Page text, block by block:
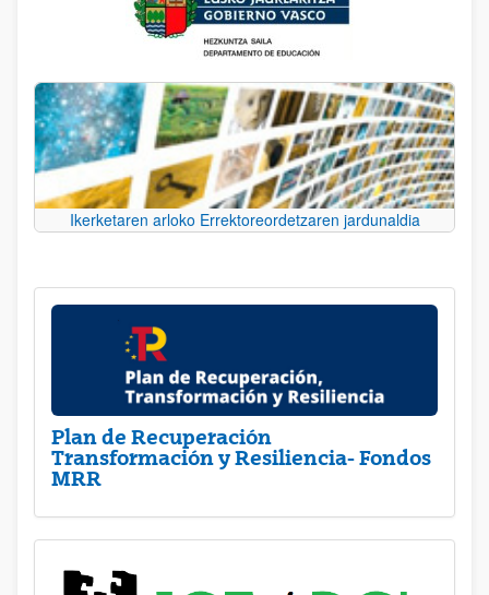
Ikerketaren arloko Errektoreordetzaren jardunaldia
Plan de Recuperación
Transformación y Resiliencia- Fondos
MRR